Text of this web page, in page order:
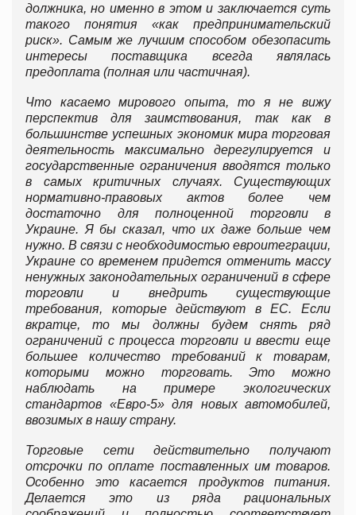
должника, но именно в этом и заключается суть
такого понятия «как предпринимательский
риск». Самым же лучшим способом обезопасить
интересы поставщика всегда являлась
предоплата (полная или частичная).
Что касаемо мирового опыта, то я не вижу
перспектив для заимствования, так как в
большинстве успешных экономик мира торговая
деятельность максимально дерегулируется и
государственные ограничения вводятся только
в самых критичных случаях. Существующих
нормативно-правовых актов более чем
достаточно для полноценной торговли в
Украине. Я бы сказал, что их даже больше чем
нужно. В связи с необходимостью евроитеграции,
Украине со временем придется отменить массу
ненужных законодательных ограничений в сфере
торговли и внедрить существующие
требования, которые действуют в ЕС. Если
вкратце, то мы должны будем снять ряд
ограничений с процесса торговли и ввести еще
большее количество требований к товарам,
которыми можно торговать. Это можно
наблюдать на примере экологических
стандартов «Евро-5» для новых автомобилей,
ввозимых в нашу страну.
Торговые сети действительно получают
отсрочки по оплате поставленных им товаров.
Особенно это касается продуктов питания.
Делается это из ряда рациональных